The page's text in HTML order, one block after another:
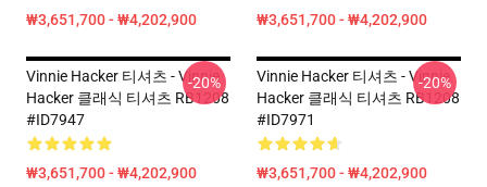
₩3,651,700 - ₩4,202,900 ₩3,651,700 - ₩4,202,900
Vinnie Hacker 티셔츠 - Vinnie
Hacker 클래식 티셔츠 RB1208
#ID7947
₩3,651,700 - ₩4,202,900
-20%
Vinnie Hacker 티셔츠 - Vinnie
Hacker 클래식 티셔츠 RB1208
#ID7971
₩3,651,700 - ₩4,202,900
-20%